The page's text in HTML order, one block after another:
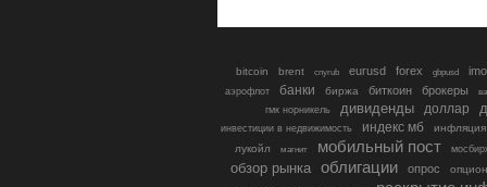
bitcoin brent cnyrub eurusd forex gbpusd
аэрофлот банки биржа биткоин брокеры
гмк норникель
дивиденды доллар
инвестиции в недвижимость индекс мб
инфляция
лукойл
магнит мобильный пост
обзор рынка облигации опрос